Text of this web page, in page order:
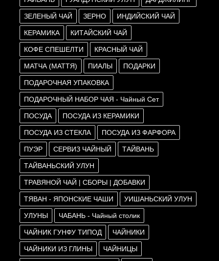
ЗЕЛЕНЫЙ ЧАЙ ЗЕРНО ИНДИЙСКИЙ ЧАЙ
КЕРАМИКА КИТАЙСКИЙ ЧАЙ
КОФЕ СПЕШЕЛТИ КРАСНЫЙ ЧАЙ
МАТЧА (МАТТЯ) ПИАЛЫ ПОДАРКИ
ПОДАРОЧНАЯ УПАКОВКА
ПОДАРОЧНЫЙ НАБОР ЧАЯ - Чайный Сет
ПОСУДА ПОСУДА ИЗ КЕРАМИКИ
ПОСУДА ИЗ СТЕКЛА ПОСУДА ИЗ ФАРФОРА
ПУЭР СЕРВИЗ ЧАЙНЫЙ ТАЙВАНЬ
ТАЙВАНЬСКИЙ УЛУН
ТРАВЯНОЙ ЧАЙ | СБОРЫ | ДОБАВКИ
ТЯВАН - ЯПОНСКИЕ ЧАШИ УИШАНЬСКИЙ УЛУН
УЛУНЫ ЧАБАНЬ - Чайный столик
ЧАЙНИК ГУНФУ ТИПОД ЧАЙНИКИ
ЧАЙНИКИ ИЗ ГЛИНЫ ЧАЙНИЦЫ